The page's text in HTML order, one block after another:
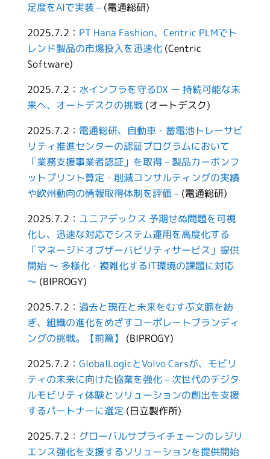
足度をAIで実装 –(電通総研)
2025.7.2： PT Hana Fashion、Centric PLMでト
レンド製品の市場投入を迅速化(Centric
Software)
2025.7.2： 水インフラを守るDX ー 持続可能な未
来へ、オートデスクの挑戦(オートデスク)
2025.7.2： 電通総研、自動車・蓄電池トレーサビ
リティ推進センターの認証プログラムにおいて
「業務支援事業者認証」を取得 – 製品カーボンフ
ットプリント算定・削減コンサルティングの実績
や欧州動向の情報取得体制を評価 –(電通総研)
2025.7.2： ユニアデックス 予期せぬ問題を可視
化し、迅速な対応でシステム運用を高度化する
「マネージドオブザーバビリティサービス」提供
開始 ～ 多様化・複雑化するIT環境の課題に対応
～ (BIPROGY)
2025.7.2： 過去と現在と未来をむすぶ文脈を紡
ぎ、組織の進化をめざすコーポレートブランディ
ングの挑戦。【前篇】
(BIPROGY)
2025.7.2： GlobalLogicとVolvo Carsが、モビリ
ティの未来に向けた協業を強化 – 次世代のデジタ
ルモビリティ体験とソリューションの創出を支援
するパートナーに選定 (日立製作所)
2025.7.2： グローバルサプライチェーンのレジリ
エンス強化を支援するソリューションを提供開始